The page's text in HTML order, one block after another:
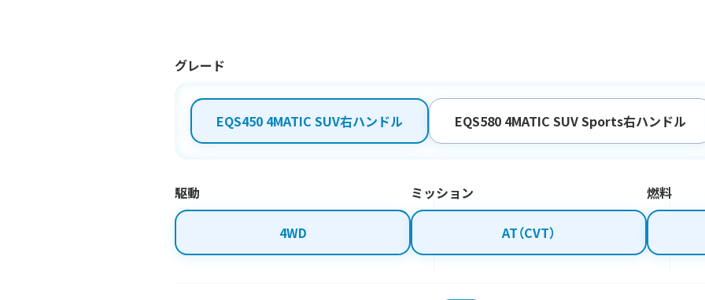
グレード
EQS450 4MATIC SUV右ハンドル EQS580 4MATIC SUV Sports右ハンドル
駆動
4WD
ミッション
AT（CVT）
燃料